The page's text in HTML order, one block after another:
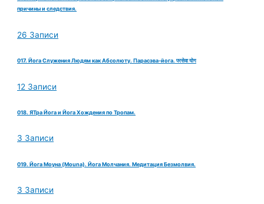
причины и следствия.
26 Записи
017. Йога Служения Людям как Абсолюту. Парасэва-йога. परसेवा योग
12 Записи
018. ЯТра Йога и Йога Хождения по Тропам.
3 Записи
019. Йога Моуна (Mouna). Йога Молчания. Медитация Безмолвия.
3 Записи